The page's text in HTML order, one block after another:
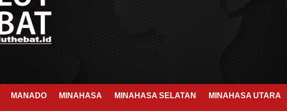
MANADO MINAHASA MINAHASA SELATAN MINAHASA UTARA